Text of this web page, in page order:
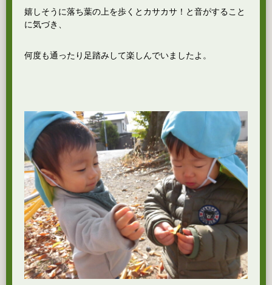
嬉しそうに落ち葉の上を歩くとカサカサ！と音がすること
に気づき、
何度も通ったり足踏みして楽しんでいましたよ。